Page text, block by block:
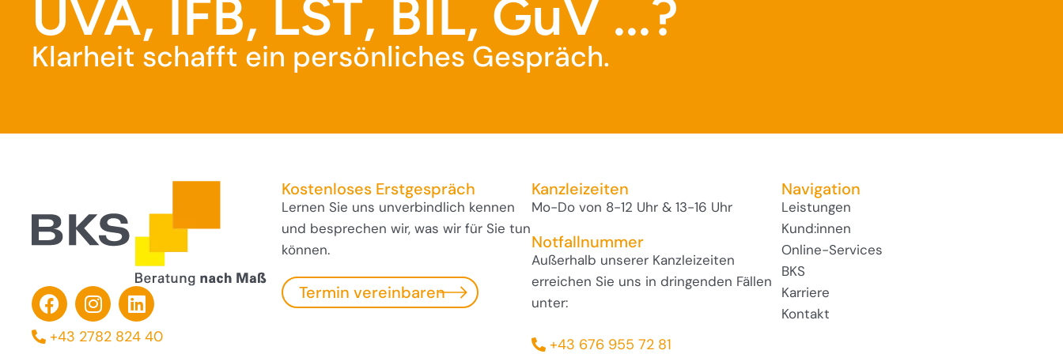
UVA, IFB, LST, BIL, GuV ...?
Klarheit schafft ein persönliches Gespräch.
+43 2782 824 40
Kostenloses Erstgespräch
Lernen Sie uns unverbindlich kennen
und besprechen wir, was wir für Sie tun
können.
Termin vereinbaren
Kanzleizeiten
Mo-Do von 8-12 Uhr & 13-16 Uhr
Notfallnummer
Außerhalb unserer Kanzleizeiten
erreichen Sie uns in dringenden Fällen
unter:
+43 676 955 72 81
Navigation
Leistungen
Kund:innen
Online-Services
BKS
Karriere
Kontakt